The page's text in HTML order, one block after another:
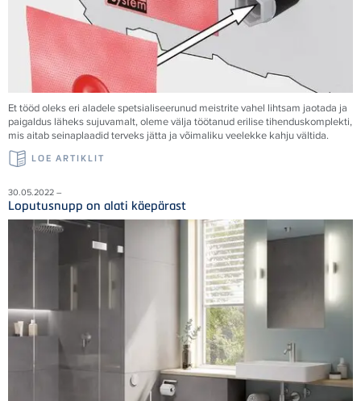
Et tööd oleks eri aladele spetsialiseerunud meistrite vahel lihtsam jaotada ja
paigaldus läheks sujuvamalt, oleme välja töötanud erilise tihenduskomplekti,
mis aitab seinaplaadid terveks jätta ja võimaliku veelekke kahju vältida.
LOE ARTIKLIT
30.05.2022 –
Loputusnupp on alati käepärast